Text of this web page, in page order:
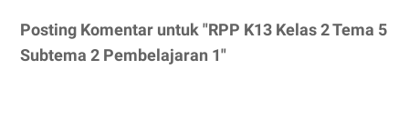
Posting Komentar untuk "RPP K13 Kelas 2 Tema 5
Subtema 2 Pembelajaran 1"